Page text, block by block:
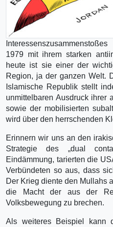
1979 mit ihrem starken
heute ist sie einer der
Region, ja der ganzen Welt.
Islamische Republik stellt
unmittelbaren Ausdruck ihrer
sowie der mobilisierten
wird über den herrschenden
Erinnern wir uns an den
Strategie des „dual
Eindämmung, tarierten die
Verbündeten so aus, dass
Der Krieg diente den Mullahs
die Macht der aus der
Volksbewegung zu brechen.
Als weiteres Beispiel kann